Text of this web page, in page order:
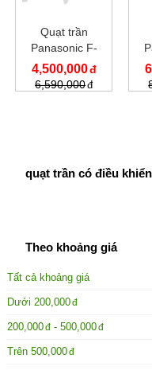
Quạt trần
Panasonic F-
60TDN
4,500,000
6,590,000
quạt trần có điều
Theo khoảng giá
Tất cả khoảng giá
Dưới 200,000
200,000 - 500,000
Trên 500,000